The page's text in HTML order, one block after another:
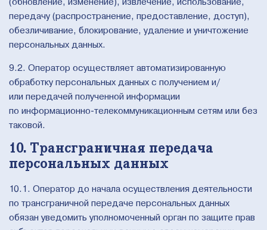
передачу (распространение, предоставление, доступ),
обезличивание, блокирование, удаление и уничтожение
персональных данных.
9.2. Оператор осуществляет автоматизированную
обработку персональных данных с получением и/
или передачей полученной информации
по информационно-телекоммуникационным сетям или без
таковой.
10. Трансграничная передача
персональных данных
10.1. Оператор до начала осуществления деятельности
по трансграничной передаче персональных данных
обязан уведомить уполномоченный орган по защите прав